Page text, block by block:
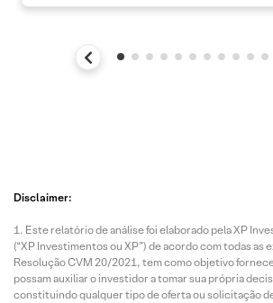
Disclaimer:
Este relatório de análise foi elaborado pela XP
(“XP Investimentos ou XP”) de acordo com todas as
Resolução CVM 20/2021, tem como objetivo
possam auxiliar o investidor a tomar sua própria
constituindo qualquer tipo de oferta ou solicitação